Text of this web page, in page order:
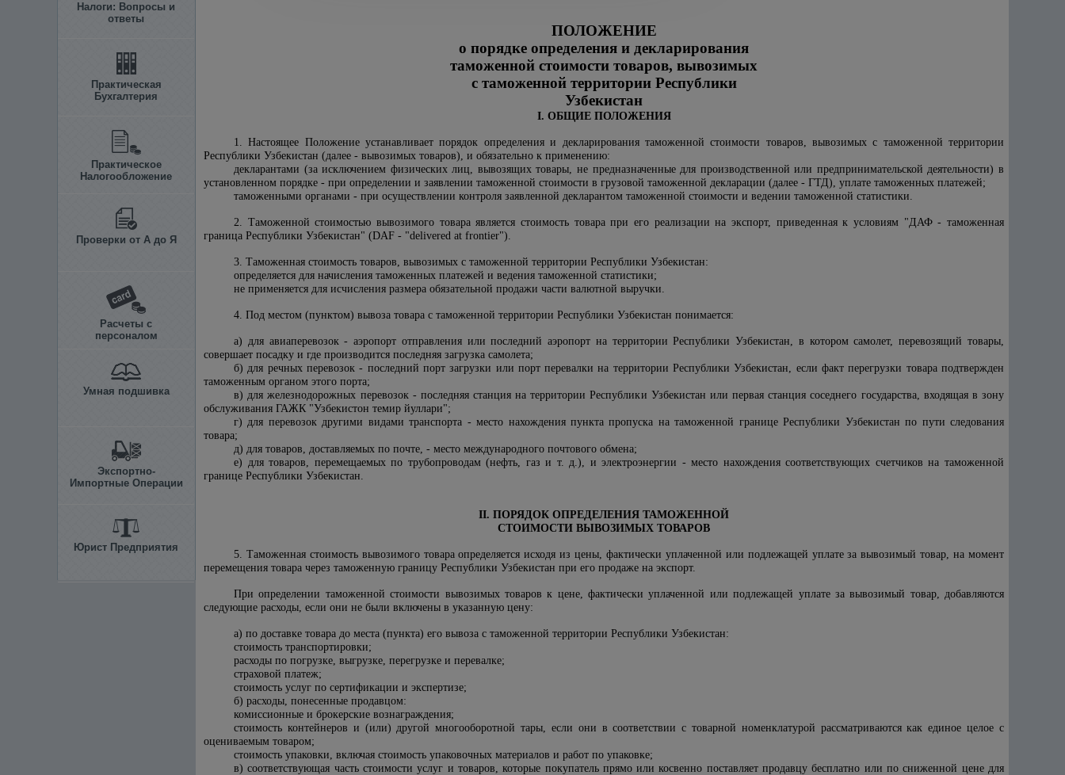
Налоги: Вопросы и
ответы
Практическая
Бухгалтерия
Практическое
Налогообложение
Проверки от А до Я
Расчеты с
персоналом
Умная подшивка
Экспортно-
Импортные Операции
Юрист Предприятия
ПОЛОЖЕНИЕ
о порядке определения и декларирования
таможенной стоимости товаров, вывозимых
с таможенной территории Республики
Узбекистан
I. ОБЩИЕ ПОЛОЖЕНИЯ
1. Настоящее Положение устанавливает порядок определения и декларирования таможенной стоимости товаров, вывозимых с таможенной территории
Республики Узбекистан (далее - вывозимых товаров), и обязательно к применению:
декларантами (за исключением физических лиц, вывозящих товары, не предназначенные для производственной или предпринимательской деятельности) в
установленном порядке - при определении и заявлении таможенной стоимости в грузовой таможенной декларации (далее - ГТД), уплате таможенных платежей;
таможенными органами - при осуществлении контроля заявленной декларантом таможенной стоимости и ведении таможенной статистики.
2. Таможенной стоимостью вывозимого товара является стоимость товара при его реализации на экспорт, приведенная к условиям "ДАФ - таможенная
граница Республики Узбекистан" (DAF - "delivered at frontier").
3. Таможенная стоимость товаров, вывозимых с таможенной территории Республики Узбекистан:
определяется для начисления таможенных платежей и ведения таможенной статистики;
не применяется для исчисления размера обязательной продажи части валютной выручки.
4. Под местом (пунктом) вывоза товара с таможенной территории Республики Узбекистан понимается:
а) для авиаперевозок - аэропорт отправления или последний аэропорт на территории Республики Узбекистан, в котором самолет, перевозящий товары,
совершает посадку и где производится последняя загрузка самолета;
б) для речных перевозок - последний порт загрузки или порт перевалки на территории Республики Узбекистан, если факт перегрузки товара подтвержден
таможенным органом этого порта;
в) для железнодорожных перевозок - последняя станция на территории Республики Узбекистан или первая станция соседнего государства, входящая в зону
обслуживания ГАЖК "Узбекистон темир йуллари";
г) для перевозок другими видами транспорта - место нахождения пункта пропуска на таможенной границе Республики Узбекистан по пути следования
товара;
д) для товаров, доставляемых по почте, - место международного почтового обмена;
е) для товаров, перемещаемых по трубопроводам (нефть, газ и т. д.), и электроэнергии - место нахождения соответствующих счетчиков на таможенной
границе Республики Узбекистан.
II. ПОРЯДОК ОПРЕДЕЛЕНИЯ ТАМОЖЕННОЙ
СТОИМОСТИ ВЫВОЗИМЫХ ТОВАРОВ
5. Таможенная стоимость вывозимого товара определяется исходя из цены, фактически уплаченной или подлежащей уплате за вывозимый товар, на момент
перемещения товара через таможенную границу Республики Узбекистан при его продаже на экспорт.
При определении таможенной стоимости вывозимых товаров к цене, фактически уплаченной или подлежащей уплате за вывозимый товар, добавляются
следующие расходы, если они не были включены в указанную цену:
а) по доставке товара до места (пункта) его вывоза с таможенной территории Республики Узбекистан:
стоимость транспортировки;
расходы по погрузке, выгрузке, перегрузке и перевалке;
страховой платеж;
стоимость услуг по сертификации и экспертизе;
б) расходы, понесенные продавцом:
комиссионные и брокерские вознаграждения;
стоимость контейнеров и (или) другой многооборотной тары, если они в соответствии с товарной номенклатурой рассматриваются как единое целое с
оцениваемым товаром;
стоимость упаковки, включая стоимость упаковочных материалов и работ по упаковке;
в) соответствующая часть стоимости услуг и товаров, которые покупатель прямо или косвенно поставляет продавцу бесплатно или по сниженной цене для